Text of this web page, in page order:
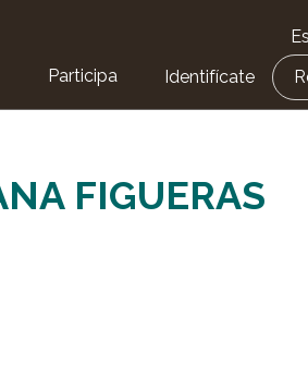
Participa Identifícate
FIGUERAS